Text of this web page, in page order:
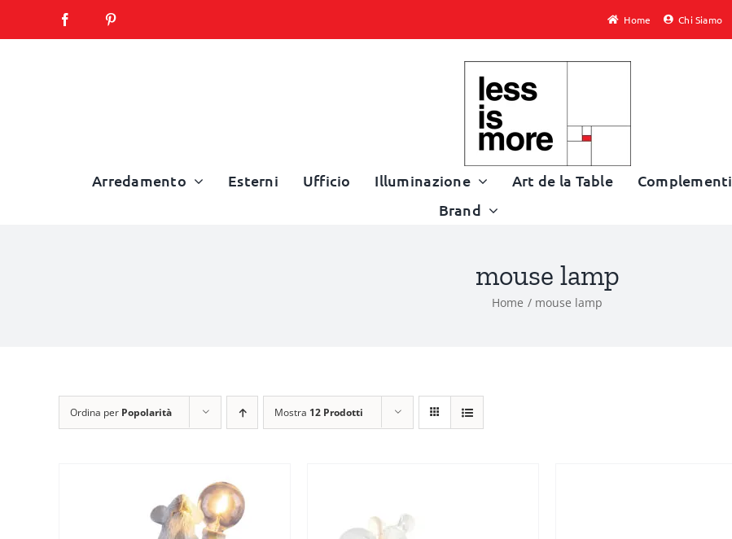
Home Chi Siamo
Arredamento Esterni Ufficio Illuminazione Art de la Table Complementi
Brand
mouse lamp
Home mouse lamp
Ordina per Popolarità Mostra 12 Prodotti